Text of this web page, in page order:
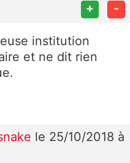
+ -
institution
et ne dit rien
le 25/10/2018 à